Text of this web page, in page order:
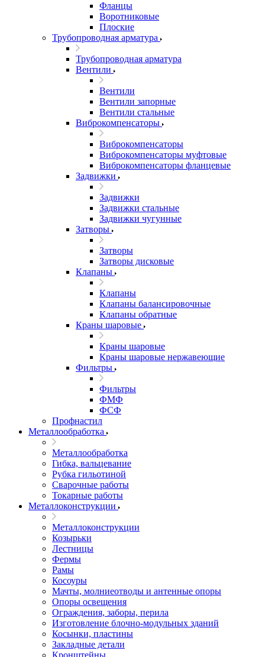
Фланцы
Воротниковые
Плоские
Трубопроводная арматура
Трубопроводная арматура
Вентили
Вентили
Вентили запорные
Вентили стальные
Виброкомпенсаторы
Виброкомпенсаторы
Виброкомпенсаторы муфтовые
Виброкомпенсаторы фланцевые
Задвижки
Задвижки
Задвижки стальные
Задвижки чугунные
Затворы
Затворы
Затворы дисковые
Клапаны
Клапаны
Клапаны балансировочные
Клапаны обратные
Краны шаровые
Краны шаровые
Краны шаровые нержавеющие
Фильтры
Фильтры
ФМФ
ФСФ
Профнастил
Металлообработка
Металлообработка
Гибка, вальцевание
Рубка гильотиной
Сварочные работы
Токарные работы
Металлоконструкции
Металлоконструкции
Козырьки
Лестницы
Фермы
Рамы
Косоуры
Мачты, молниеотводы и антенные опоры
Опоры освещения
Ограждения, заборы, перила
Изготовление блочно-модульных зданий
Косынки, пластины
Закладные детали
Кронштейны